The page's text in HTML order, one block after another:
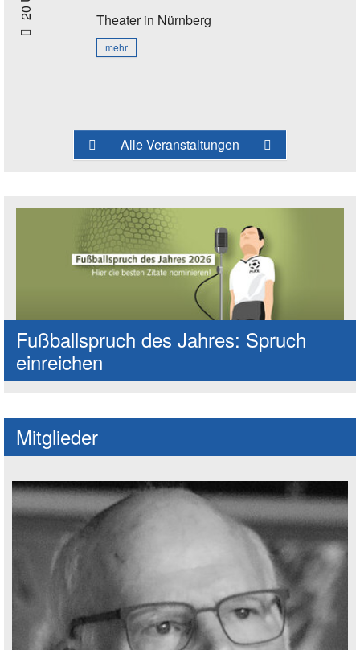
Theaterin Nürnberg
mehr
Alle Veranstaltungen
Fußballspruch des Jahres: Spruch
einreichen
Mitglieder